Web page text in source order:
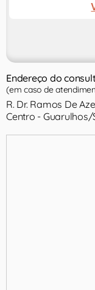
Endereço do
(em caso de
R. Dr. Ramos De
Centro - Guarulhos/